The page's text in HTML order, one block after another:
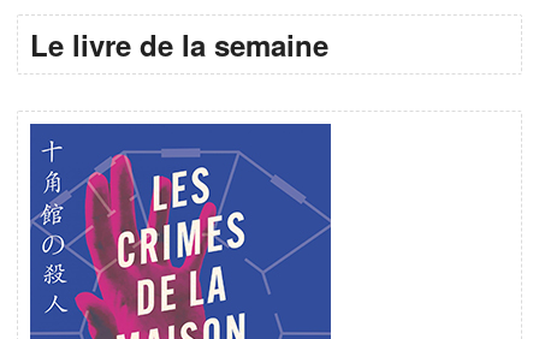
Le livre de la semaine